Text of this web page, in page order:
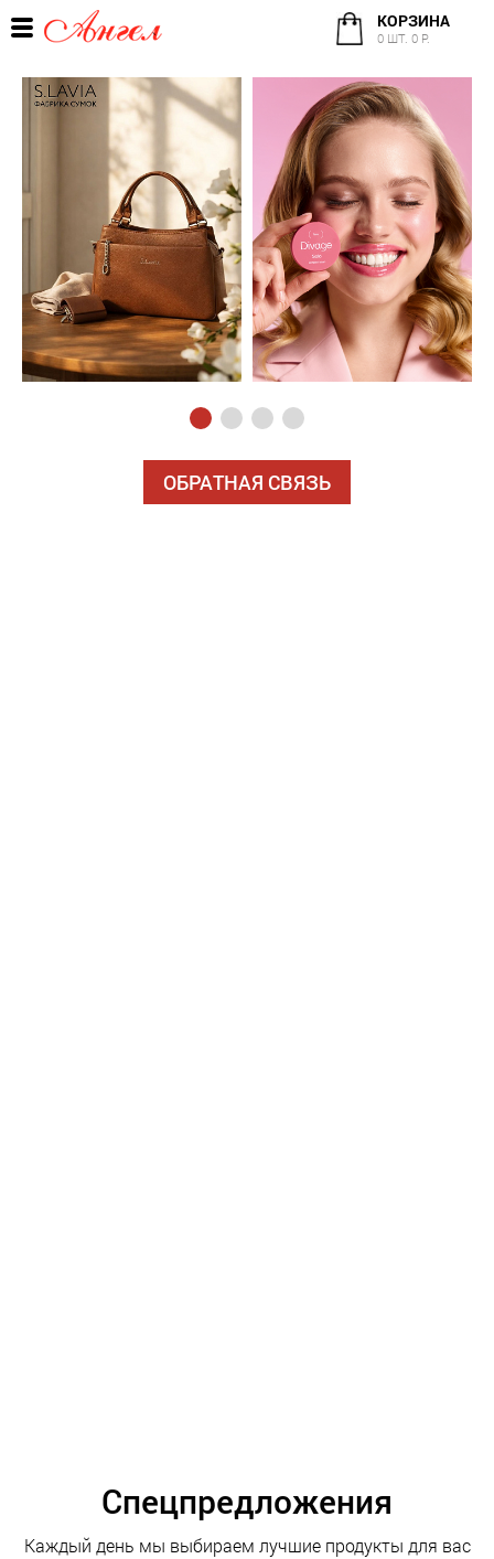
КОРЗИНА
0 ШТ. 0 Р.
ОБРАТНАЯ СВЯЗЬ
Спецпредложения
Каждый день мы выбираем лучшие продукты для вас